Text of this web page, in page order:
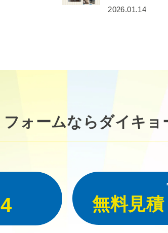
2026.01.14
ォームならダイキョ
無料見